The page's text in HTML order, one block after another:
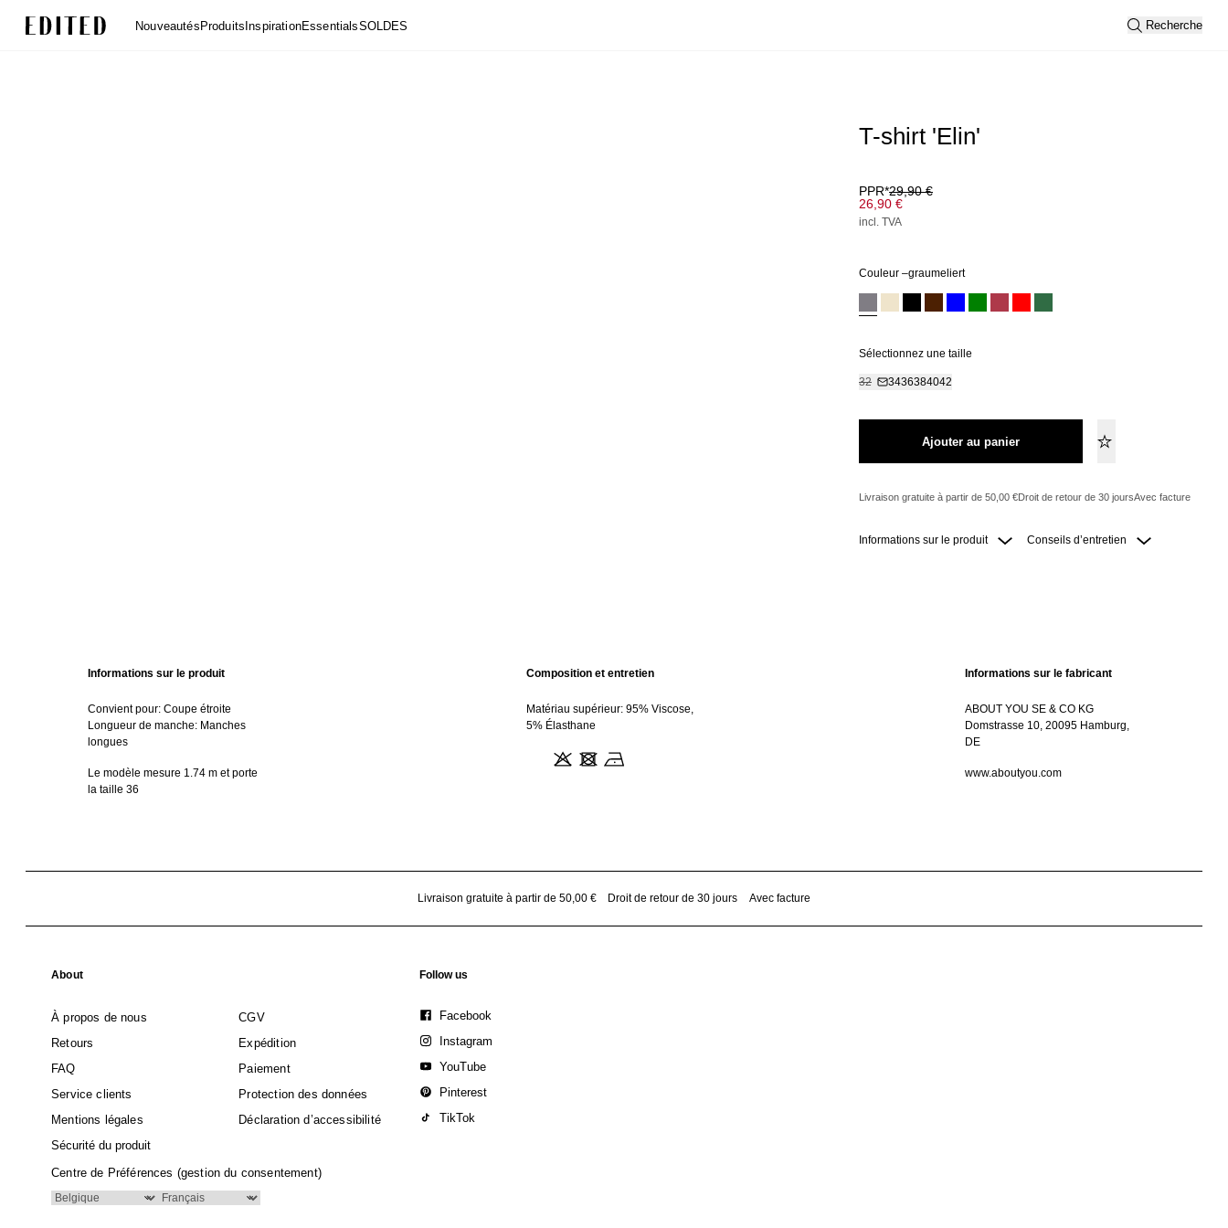
NouveautésProduitsInspirationEssentialsSOLDES Recherche
T-shirt 'Elin'
PPR*29,90 €
26,90 €
incl. TVA
Couleur –graumeliert
Sélectionnez une taille
32 3436384042
Ajouter au panier
Livraison gratuite à partir de 50,00 €Droit de retour de 30 joursAvec facture
Informations sur le produit Conseils d’entretien
Informations sur le produit
Convient pour: Coupe étroite
Longueur de manche: Manches
longues
Le modèle mesure 1.74 m et porte
la taille 36
Composition et entretien
Matériau supérieur: 95% Viscose,
5% Élasthane
Informations sur le fabricant
ABOUT YOU SE & CO KG
Domstrasse 10, 20095 Hamburg,
DE
www.aboutyou.com
Livraison gratuite à partir de 50,00 € Droit de retour de 30 jours Avec facture
About
À propos de nous
CGV
Retours
Expédition
FAQ
Paiement
Service clients
Protection des données
Mentions légales
Déclaration d’accessibilité
Sécurité du produit
Centre de Préférences (gestion du consentement)
Follow us
Facebook
Instagram
YouTube
Pinterest
TikTok